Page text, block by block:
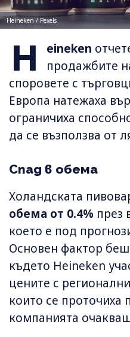
Heineken / Pexels
H eineken
продажбите
споровете с
Европа натежаха
ограничиха
да се възползва от
Спад в обема
Холандската
обема от 0.4% през
което е под
Основен фактор
където Heineken
цените с
които се проточиха
компанията